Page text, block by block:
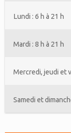
Lundi : 6 h à 21 h
Mardi : 8 h à 21 h
Mercredi, jeudi et
Samedi et